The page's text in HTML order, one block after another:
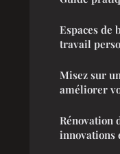
Espaces de
travail
Misez sur
améliorer
Rénovation
innovations